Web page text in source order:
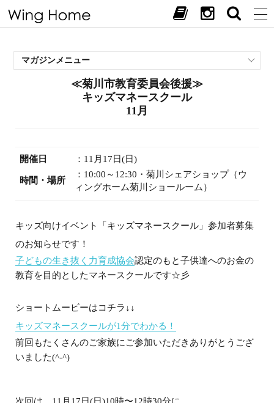
マガジンメニュー
スタッフブログ
見学会・イベント
オススメの土地
お施主様ブログ
≪菊川市教育委員会後援≫
キッズマネースクール
11月
開催日 ：11月17日(日)
時間・場所
：10:00～12:30・菊川シェアショップ（ウ
ィングホーム菊川ショールーム）
キッズ向けイベント「キッズマネースクール」参加者募集
のお知らせです！
子どもの生き抜く力育成協会認定のもと子供達へのお金の
教育を目的としたマネースクールです☆彡
ショートムービーはコチラ↓↓
キッズマネースクールが1分でわかる！
前回もたくさんのご家族にご参加いただきありがとうござ
いました(^-^)